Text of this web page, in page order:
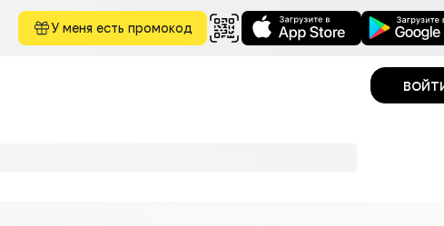
У меня есть промокод